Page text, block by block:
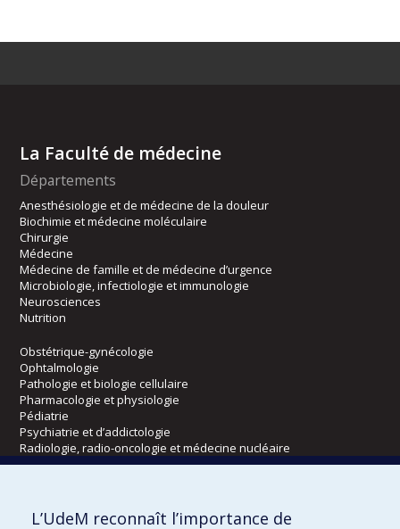
La Faculté de médecine
Départements
Anesthésiologie et de médecine de la douleur
Biochimie et médecine moléculaire
Chirurgie
Médecine
Médecine de famille et de médecine d’urgence
Microbiologie, infectiologie et immunologie
Neurosciences
Nutrition
Obstétrique-gynécologie
Ophtalmologie
Pathologie et biologie cellulaire
Pharmacologie et physiologie
Pédiatrie
Psychiatrie et d’addictologie
Radiologie, radio-oncologie et médecine nucléaire
Écoles
L’UdeM reconnaît l’importance de